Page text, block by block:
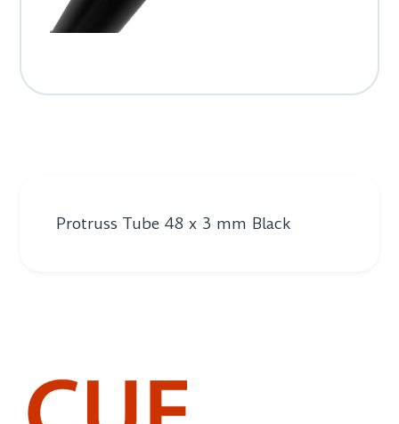
Protruss Tube 48 x 3 mm Black